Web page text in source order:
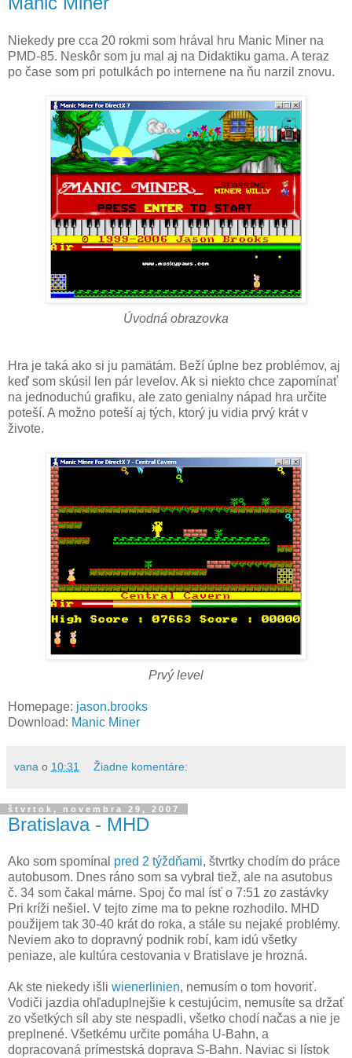
Niekedy pre cca 20 rokmi som hrával hru Manic Miner na
PMD-85. Neskôr som ju mal aj na Didaktiku gama. A teraz
po čase som pri potulkách po internene na ňu narzil znovu.
Úvodná obrazovka
Hra je taká ako si ju pamätám. Beží úplne bez problémov, aj
keď som skúsil len pár levelov. Ak si niekto chce zapomínať
na jednoduchú grafiku, ale zato genialny nápad hra určite
poteší. A možno poteší aj tých, ktorý ju vidia prvý krát v
živote.
Prvý level
Homepage: jason.brooks
Download: Manic Miner
vana o 10:31 Žiadne komentáre:
štvrtok, novembra 29, 2007
Bratislava - MHD
Ako som spomínal pred 2 týždňami, štvrtky chodím do práce
autobusom. Dnes ráno som sa vybral tiež, ale na asutobus
č. 34 som čakal márne. Spoj čo mal ísť o 7:51 zo zastávky
Pri kríži nešiel. V tejto zime ma to pekne rozhodilo. MHD
použijem tak 30-40 krát do roka, a stále su nejaké problémy.
Neviem ako to dopravný podnik robí, kam idú všetky
peniaze, ale kultúra cestovania v Bratislave je hrozná.
Ak ste niekedy išli wienerlinien, nemusím o tom hovoriť.
Vodiči jazdia ohľaduplnejšie k cestujúcim, nemusíte sa držať
zo všetkých síl aby ste nespadli, všetko chodí načas a nie je
preplnené. Všetkému určite pomáha U-Bahn, a
dopracovaná prímestská doprava S-Bahn. Naviac si lístok